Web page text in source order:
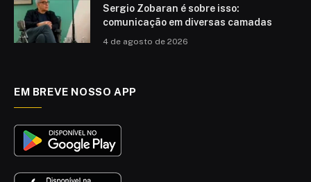
Sergio Zobaran é sobre isso:
comunicação em diversas camadas
4 de agosto de 2026
EM BREVE NOSSO APP